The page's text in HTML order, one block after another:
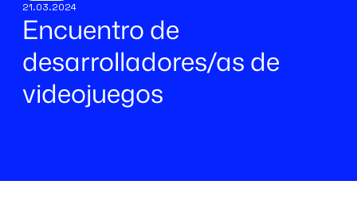
21.03.2024
Encuentro de
desarrolladores/as de
videojuegos